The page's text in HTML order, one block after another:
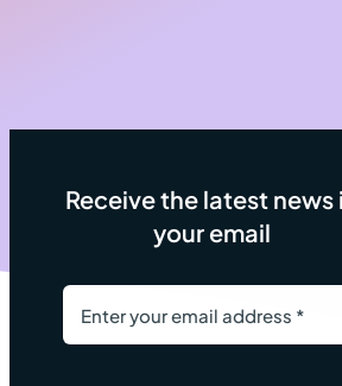
Receive the latest news
your email